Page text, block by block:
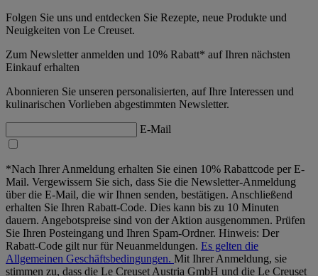
Folgen Sie uns und entdecken Sie Rezepte, neue Produkte und
Neuigkeiten von Le Creuset.
Zum Newsletter anmelden und 10% Rabatt* auf Ihren nächsten
Einkauf erhalten
Abonnieren Sie unseren personalisierten, auf Ihre Interessen und
kulinarischen Vorlieben abgestimmten Newsletter.
E-Mail
*Nach Ihrer Anmeldung erhalten Sie einen 10% Rabattcode per E-
Mail. Vergewissern Sie sich, dass Sie die Newsletter-Anmeldung
über die E-Mail, die wir Ihnen senden, bestätigen. Anschließend
erhalten Sie Ihren Rabatt-Code. Dies kann bis zu 10 Minuten
dauern. Angebotspreise sind von der Aktion ausgenommen. Prüfen
Sie Ihren Posteingang und Ihren Spam-Ordner. Hinweis: Der
Rabatt-Code gilt nur für Neuanmeldungen. Es gelten die
Allgemeinen Geschäftsbedingungen. Mit Ihrer Anmeldung, sie
stimmen zu, dass die Le Creuset Austria GmbH und die Le Creuset